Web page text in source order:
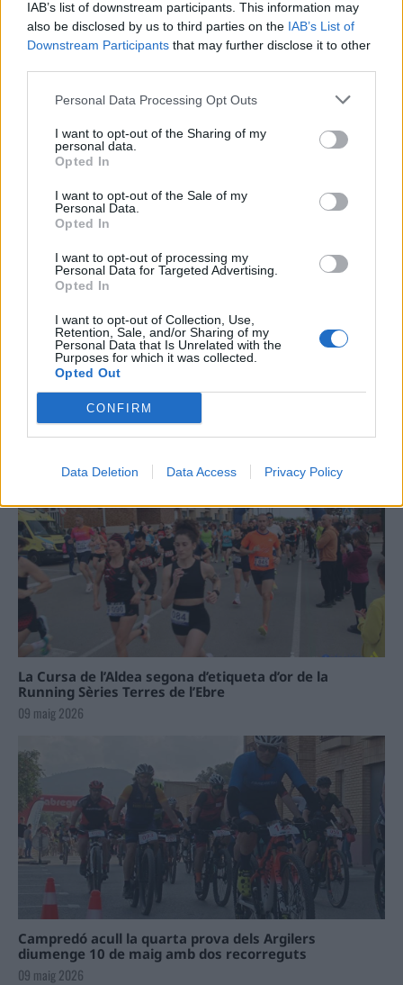
IAB’s list of downstream participants. This information may
also be disclosed by us to third parties on the IAB’s List of
Downstream Participants that may further disclose it to other
Personal Data Processing Opt Outs
I want to opt-out of the Sharing of my
personal data.
Opted In
I want to opt-out of the Sale of my
Personal Data.
Opted In
I want to opt-out of processing my
Personal Data for Targeted Advertising.
Opted In
I want to opt-out of Collection, Use,
Retention, Sale, and/or Sharing of my
Personal Data that Is Unrelated with the
Purposes for which it was collected.
Opted Out
CONFIRM
Data Deletion Data Access Privacy Policy
“L’eclipsi serà una oportunitat també
31 de juliol de 2026
Blaumut lidera el cartell musical de les
31 de juliol de 2026
Caçadors de subvencions
30 de juliol de 2026
Carrega més
La Cursa de l’Aldea segona d’etiqueta d’or de la
Running Sèries Terres de l’Ebre
09 maig 2026
Campredó acull la quarta prova dels Argilers
diumenge 10 de maig amb dos recorreguts
09 maig 2026